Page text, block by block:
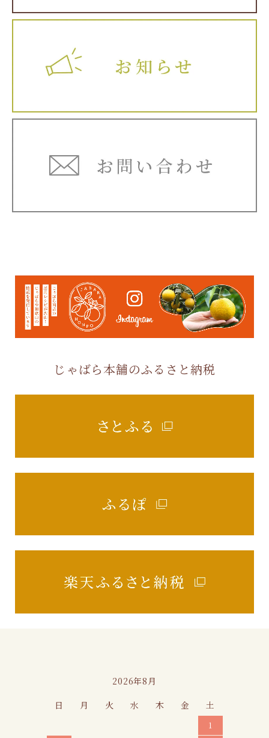
じゃばら本舗のふるさと納税
2026年8月
日
月 火 水 木 金 土
1